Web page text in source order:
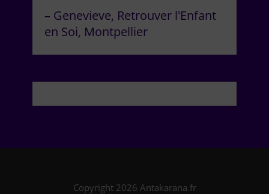
Genevieve Retrouver l'Enfant
en Soi Montpellier
Copyright 2026 Antakarana.fr